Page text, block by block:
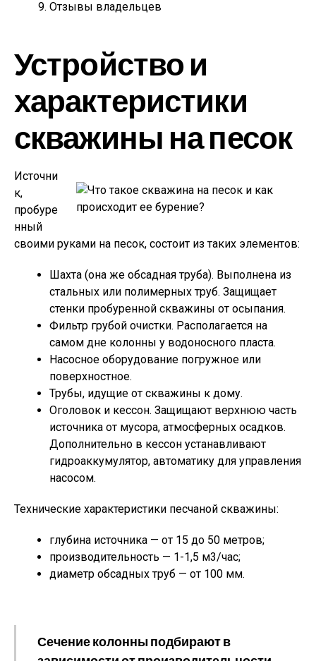
Отзывы владельцев
Устройство и
характеристики
скважины на песок
Источни
к,
пробуре
нный
своими руками на песок, состоит из таких элементов:
Шахта (она же обсадная труба). Выполнена из
стальных или полимерных труб. Защищает
стенки пробуренной скважины от осыпания.
Фильтр грубой очистки. Располагается на
самом дне колонны у водоносного пласта.
Насосное оборудование погружное или
поверхностное.
Трубы, идущие от скважины к дому.
Оголовок и кессон. Защищают верхнюю часть
источника от мусора, атмосферных осадков.
Дополнительно в кессон устанавливают
гидроаккумулятор, автоматику для управления
насосом.
Технические характеристики песчаной скважины:
глубина источника — от 15 до 50 метров;
производительность — 1-1,5 м3/час;
диаметр обсадных труб — от 100 мм.
Сечение колонны подбирают в